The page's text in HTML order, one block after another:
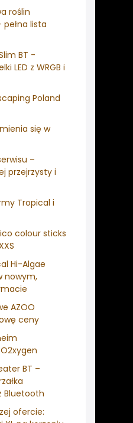
roślin
lista
BT -
LED z WRGB i
Poland
się w
–
przejrzysty i
Tropical i
colour sticks
Hi-Algae
nowym,
AZOO
ceny
BT –
Bluetooth
ofercie: